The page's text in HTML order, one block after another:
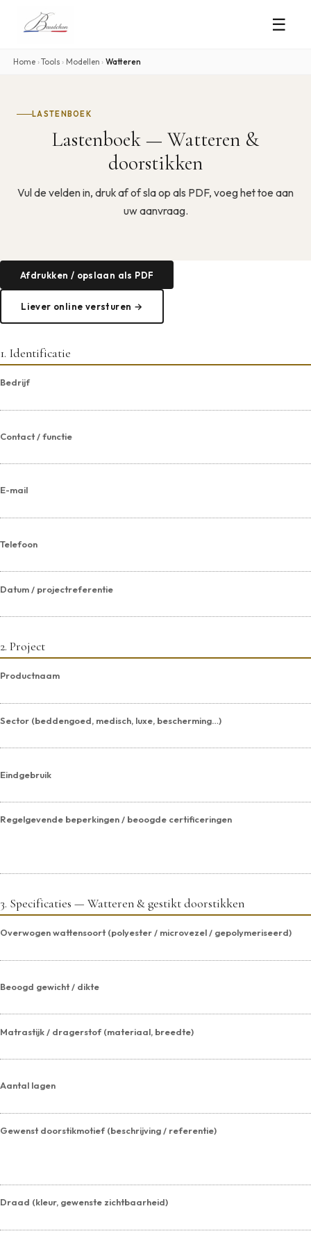
☰
Home ›Tools › Modellen › Watteren
LASTENBOEK
Lastenboek — Watteren &
doorstikken
Vul de velden in, druk af of sla op als PDF, voeg het toe aan
uw aanvraag.
Afdrukken / opslaan als PDF
Liever online versturen →
1. Identificatie
Bedrijf
Contact / functie
E-mail
Telefoon
Datum / projectreferentie
2. Project
Productnaam
Sector (beddengoed, medisch, luxe, bescherming…)
Eindgebruik
Regelgevende beperkingen / beoogde certificeringen
3. Specificaties — Watteren & gestikt doorstikken
Overwogen wattensoort (polyester / microvezel / gepolymeriseerd)
Beoogd gewicht / dikte
Matrastijk / dragerstof (materiaal, breedte)
Aantal lagen
Gewenst doorstikmotief (beschrijving / referentie)
Draad (kleur, gewenste zichtbaarheid)